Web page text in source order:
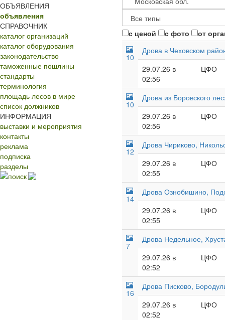
ОБЪЯВЛЕНИЯ
объявления
СПРАВОЧНИК
каталог организаций
каталог оборудования
законодательство
таможенные пошлины
стандарты
терминология
площадь лесов в мире
список должников
ИНФОРМАЦИЯ
выставки и мероприятия
контакты
реклама
подписка
разделы
поиск
с ценой с фото от
10
Дрова в Чеховском
29.07.26 в
02:56
ЦФО
10
Дрова из Боровского
29.07.26 в
02:56
ЦФО
12
Дрова Чириково,
29.07.26 в
02:55
ЦФО
14
Дрова Ознобишино,
29.07.26 в
02:55
ЦФО
7
Дрова Недельное,
29.07.26 в
02:52
ЦФО
16
Дрова Писково,
29.07.26 в
02:52
ЦФО